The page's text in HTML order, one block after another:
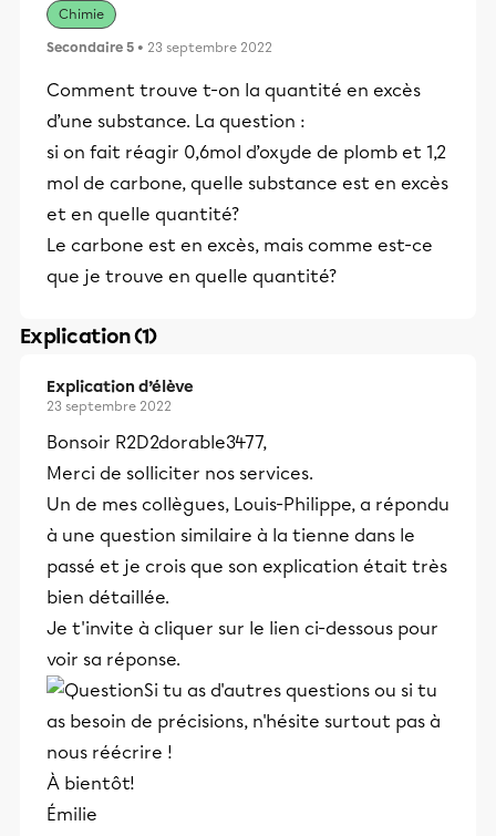
Chimie
Secondaire 5 • 23 septembre 2022
Comment trouve t-on la quantité en excès
d’une substance. La question :
si on fait réagir 0,6mol d’oxyde de plomb et 1,2
mol de carbone, quelle substance est en excès
et en quelle quantité?
Le carbone est en excès, mais comme est-ce
que je trouve en quelle quantité?
Explication (1)
Explication d’élève
23 septembre 2022
Bonsoir R2D2dorable3477,
Merci de solliciter nos services.
Un de mes collègues, Louis-Philippe, a répondu
à une question similaire à la tienne dans le
passé et je crois que son explication était très
bien détaillée.
Je t'invite à cliquer sur le lien ci-dessous pour
voir sa réponse.
Si tu as d'autres questions ou si tu
as besoin de précisions, n'hésite surtout pas à
nous réécrire !
À bientôt!
Émilie